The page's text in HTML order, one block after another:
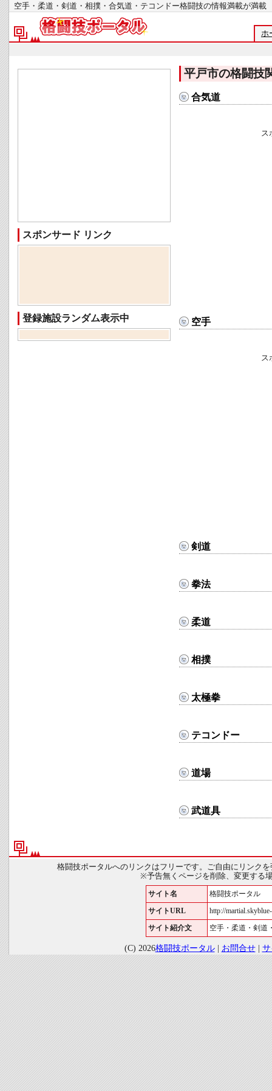
空手・柔道・剣道・相撲・合気道・テコンドー格闘技の情報満載が
ホ
平戸市の格闘技
合気道
ス
空手
ス
剣道
拳法
柔道
相撲
太極拳
テコンドー
道場
武道具
スポンサード リンク
登録施設ランダム表示中
格闘技ポータルへのリンクはフリーです。ご自由にリンク
※予告無くページを削除、変更する
サイト名 格闘技ポータル
サイトURL http://
サイト紹介文 空手・柔道・剣道
(C) 2026格闘技ポータル| お問合せ|